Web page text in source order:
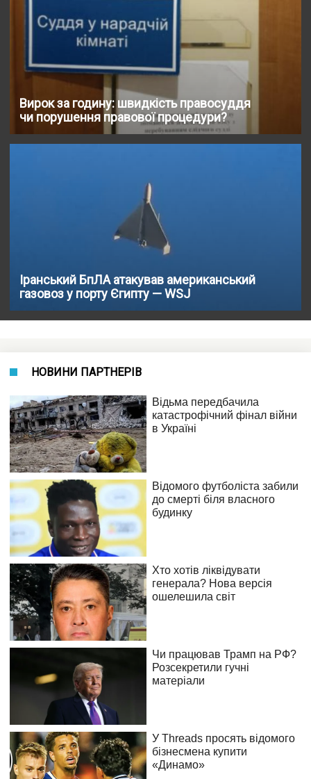
Вирок за годину: швидкість правосуддя
чи порушення правової процедури?
Іранський БпЛА атакував американський
газовоз у порту Єгипту — WSJ
НОВИНИ ПАРТНЕРІВ